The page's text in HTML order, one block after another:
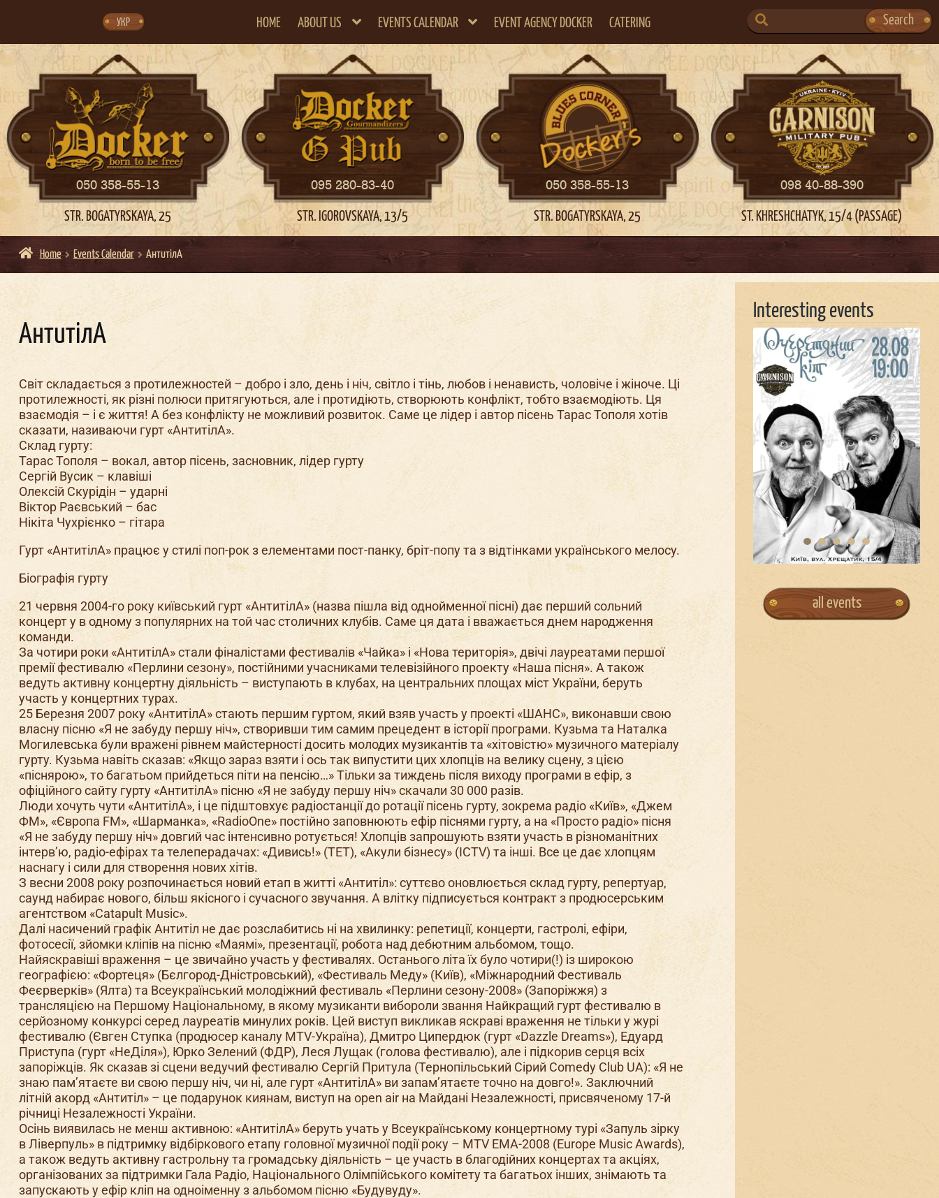
УКР HOME ABOUT US EVENTS CALENDAR EVENT AGENCY DOCKER CATERING
SEARCH
FOR:
Search
050 358-55-13
STR. BOGATYRSKAYA, 25
095 280-83-40
STR. IGOROVSKAYA, 13/5
050 358-55-13
STR. BOGATYRSKAYA, 25
098 40-88-390
ST. KHRESHCHATYK, 15/4 (PASSAGE)
Home Events Calendar АнтитілА
АнтитілА
Світ складається з протилежностей – добро і зло, день і ніч, світло і тінь, любов і ненависть, чоловіче і жіноче. Ці
протилежності, як різні полюси притягуються, але і протидіють, створюють конфлікт, тобто взаємодіють. Ця
взаємодія – і є життя! А без конфлікту не можливий розвиток. Саме це лідер і автор пісень Тарас Тополя хотів
сказати, називаючи гурт «АнтитілА».
Склад гурту:
Тарас Тополя – вокал, автор пісень, засновник, лідер гурту
Сергій Вусик – клавіші
Олексій Скурідін – ударні
Віктор Раєвський – бас
Нікіта Чухрієнко – гітара
Гурт «АнтитілА» працює у стилі поп-рок з елементами пост-панку, бріт-попу та з відтінками українського мелосу.
Біографія гурту
21 червня 2004-го року київський гурт «АнтитілА» (назва пішла від однойменної пісні) дає перший сольний
концерт у в одному з популярних на той час столичних клубів. Саме ця дата і вважається днем народження
команди.
За чотири роки «АнтитілА» стали фіналістами фестивалів «Чайка» і «Нова територія», двічі лауреатами першої
премії фестивалю «Перлини сезону», постійними учасниками телевізійного проекту «Наша пісня». А також
ведуть активну концертну діяльність – виступають в клубах, на центральних площах міст України, беруть
участь у концертних турах.
25 Березня 2007 року «АнтитілА» стають першим гуртом, який взяв участь у проекті «ШАНС», виконавши свою
власну пісню «Я не забуду першу ніч», створивши тим самим прецедент в історії програми. Кузьма та Наталка
Могилевська були вражені рівнем майстерності досить молодих музикантів та «хітовістю» музичного матеріалу
гурту. Кузьма навіть сказав: «Якщо зараз взяти і ось так випустити цих хлопців на велику сцену, з цією
«піснярою», то багатьом прийдеться піти на пенсію…» Тільки за тиждень після виходу програми в ефір, з
офіційного сайту гурту «АнтитілА» пісню «Я не забуду першу ніч» скачали 30 000 разів.
Люди хочуть чути «АнтитілА», і це підштовхує радіостанції до ротації пісень гурту, зокрема радіо «Київ», «Джем
ФМ», «Європа FM», «Шарманка», «RadioOne» постійно заповнюють ефір піснями гурту, а на «Просто радіо» пісня
«Я не забуду першу ніч» довгий час інтенсивно ротується! Хлопців запрошують взяти участь в різноманітних
інтерв’ю, радіо-ефірах та телеперадачах: «Дивись!» (ТЕТ), «Акули бізнесу» (ICTV) та інші. Все це дає хлопцям
наснагу і сили для створення нових хітів.
З весни 2008 року розпочинається новий етап в житті «Антитіл»: суттєво оновлюється склад гурту, репертуар,
саунд набирає нового, більш якісного і сучасного звучання. А влітку підписується контракт з продюсерським
агентством «Catapult Music».
Далі насичений графік Антитіл не дає розслабитись ні на хвилинку: репетиції, концерти, гастролі, ефіри,
фотосесії, зйомки кліпів на пісню «Маямі», презентації, робота над дебютним альбомом, тощо.
Найяскравіші враження – це звичайно участь у фестивалях. Останього літа їх було чотири(!) із широкою
географією: «Фортеця» (Бєлгород-Дністровський), «Фестиваль Меду» (Київ), «Міжнародний Фестиваль
Феєрверків» (Ялта) та Всеукраїнський молодіжний фестиваль «Перлини сезону-2008» (Запоріжжя) з
трансляцією на Першому Національному, в якому музиканти вибороли звання Найкращий гурт фестивалю в
серйозному конкурсі серед лауреатів минулих років. Цей виступ викликав яскраві враження не тільки у журі
фестивалю (Євген Ступка (продюсер каналу MTV-Україна), Дмитро Ципердюк (гурт «Dazzle Dreams»), Едуард
Приступа (гурт «НеДіля»), Юрко Зелений (ФДР), Леся Лущак (голова фестивалю), але і підкорив серця всіх
запоріжців. Як сказав зі сцени ведучий фестивалю Сергій Притула (Тернопільський Сірий Comedy Club UA): «Я не
знаю пам’ятаєте ви свою першу ніч, чи ні, але гурт «АнтитілА» ви запам’ятаєте точно на довго!». Заключний
літній акорд «Антитіл» – це подарунок киянам, виступ на open air на Майдані Незалежності, присвяченому 17-й
річниці Незалежності України.
Осінь виявилась не менш активною: «АнтитілА» беруть учать у Всеукраїнському концертному турі «Запуль зірку
в Ліверпуль» в підтримку відбіркового етапу головної музичної події року – MTV EMA-2008 (Europe Music Awards),
а також ведуть активну гастрольну та громадську діяльність – це участь в благодійних концертах та акціях,
організованих за підтримки Гала Радіо, Національного Олімпійського комітету та багатьох інших, знімають та
запускають у ефір кліп на одноіменну з альбомом пісню «Будувуду».
Interesting events
all events